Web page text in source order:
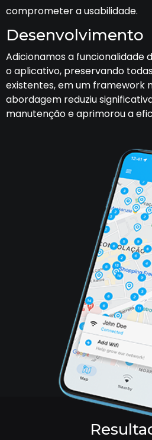
comprometer a usabilidade.
Desenvolvimento
Adicionamos a funcionalidade
o aplicativo, preservando
existentes, em um framework
abordagem reduziu
manutenção e aprimorou a